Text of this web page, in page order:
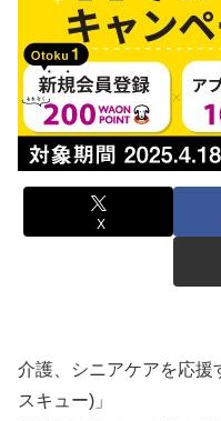
X
介護、シニアケアを応援
スキュー)」